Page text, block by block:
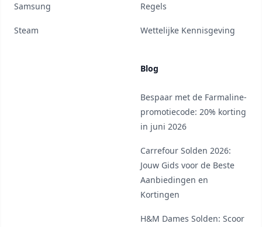
Samsung
Steam
Regels
Wettelijke Kennisgeving
Blog
Bespaar met de Farmaline-
promotiecode: 20% korting
in juni 2026
Carrefour Solden 2026:
Jouw Gids voor de Beste
Aanbiedingen en
Kortingen
H&M Dames Solden: Scoor